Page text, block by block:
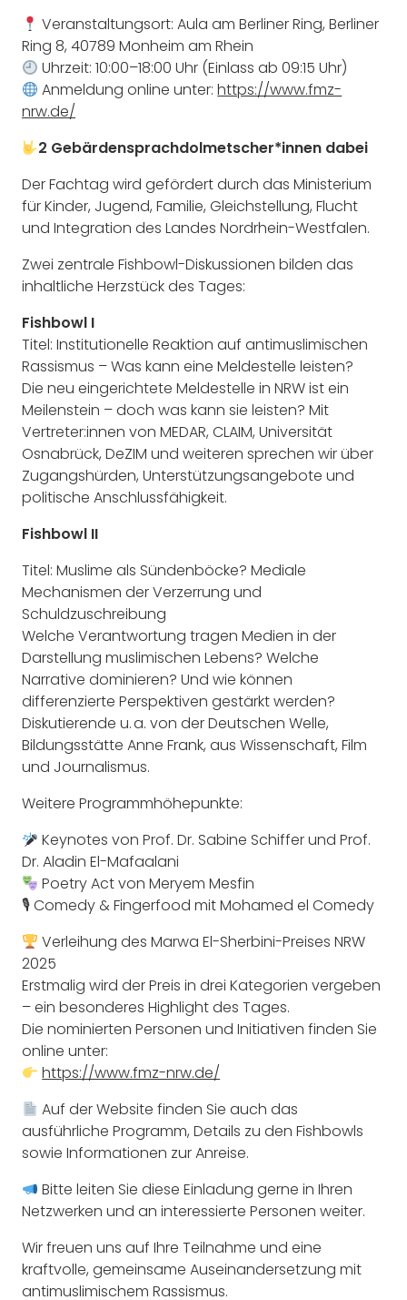
Veranstaltungsort: Aula am Berliner Ring, Berliner
Ring 8, 40789 Monheim am Rhein
Uhrzeit: 10:00–18:00 Uhr (Einlass ab 09:15 Uhr)
Anmeldung online unter:https://www.fmz-
nrw.de/
2 Gebärdensprachdolmetscher*innen dabei
Der Fachtag wird gefördert durch das Ministerium
für Kinder, Jugend, Familie, Gleichstellung, Flucht
und Integration des Landes Nordrhein-Westfalen.
Zwei zentrale Fishbowl-Diskussionen bilden das
inhaltliche Herzstück des Tages:
Fishbowl I
Titel: Institutionelle Reaktion auf antimuslimischen
Rassismus – Was kann eine Meldestelle leisten?
Die neu eingerichtete Meldestelle in NRW ist ein
Meilenstein – doch was kann sie leisten? Mit
Vertreter:innen von MEDAR, CLAIM, Universität
Osnabrück, DeZIM und weiteren sprechen wir über
Zugangshürden, Unterstützungsangebote und
politische Anschlussfähigkeit.
Fishbowl II
Titel: Muslime als Sündenböcke? Mediale
Mechanismen der Verzerrung und
Schuldzuschreibung
Welche Verantwortung tragen Medien in der
Darstellung muslimischen Lebens? Welche
Narrative dominieren? Und wie können
differenzierte Perspektiven gestärkt werden?
Diskutierende u. a. von der Deutschen Welle,
Bildungsstätte Anne Frank, aus Wissenschaft, Film
und Journalismus.
Weitere Programmhöhepunkte:
Keynotes von Prof. Dr. Sabine Schiffer und Prof.
Dr. Aladin El-Mafaalani
Poetry Act von Meryem Mesfin
🎙 Comedy & Fingerfood mit Mohamed el Comedy
Verleihung des Marwa El-Sherbini-Preises NRW
2025
Erstmalig wird der Preis in drei Kategorien vergeben
– ein besonderes Highlight des Tages.
Die nominierten Personen und Initiativen finden Sie
online unter:
https://www.fmz-nrw.de/
Auf der Website finden Sie auch das
ausführliche Programm, Details zu den Fishbowls
sowie Informationen zur Anreise.
Bitte leiten Sie diese Einladung gerne in Ihren
Netzwerken und an interessierte Personen weiter.
Wir freuen uns auf Ihre Teilnahme und eine
kraftvolle, gemeinsame Auseinandersetzung mit
antimuslimischem Rassismus.